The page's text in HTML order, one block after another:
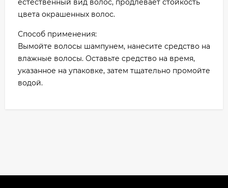
естественный вид волос, продлевает стойкость
цвета окрашенных волос.
Способ применения:
Вымойте волосы шампунем, нанесите средство на
влажные волосы. Оставьте средство на время,
указанное на упаковке, затем тщательно промойте
водой.